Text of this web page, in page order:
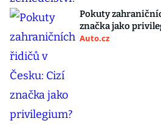
Pokuty
značka jako
Auto.cz